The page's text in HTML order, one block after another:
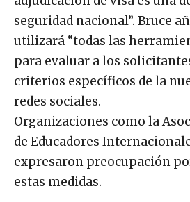
seguridad nacional”. Bruce
utilizará “todas las
para evaluar a los
criterios específicos de la
redes sociales.
Organizaciones como la
de Educadores
expresaron preocupación
estas medidas.